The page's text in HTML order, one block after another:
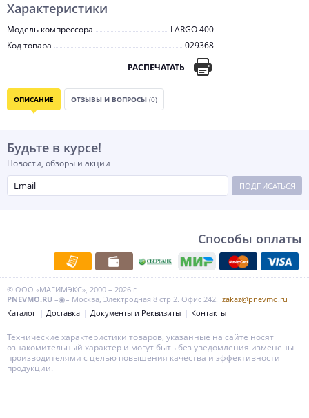
Характеристики
Модель компрессора
LARGO 400
Код товара
029368
РАСПЕЧАТАТЬ
ОПИСАНИЕ ОТЗЫВЫ И ВОПРОСЫ (0)
Будьте в курсе!
Новости, обзоры и акции
ПОДПИСАТЬСЯ
Способы оплаты
© ООО «МАГИМЭКС», 2000 – 2026 г.
PNEVMO.RU –◉– Москва, Электродная 8 стр 2. Офис 242. zakaz@pnevmo.ru
Каталог
Доставка Документы и Реквизиты Контакты
Технические характеристики товаров, указанные на сайте носят
ознакомительный характер и могут быть без уведомления изменены
производителями с целью повышения качества и эффективности
продукции.